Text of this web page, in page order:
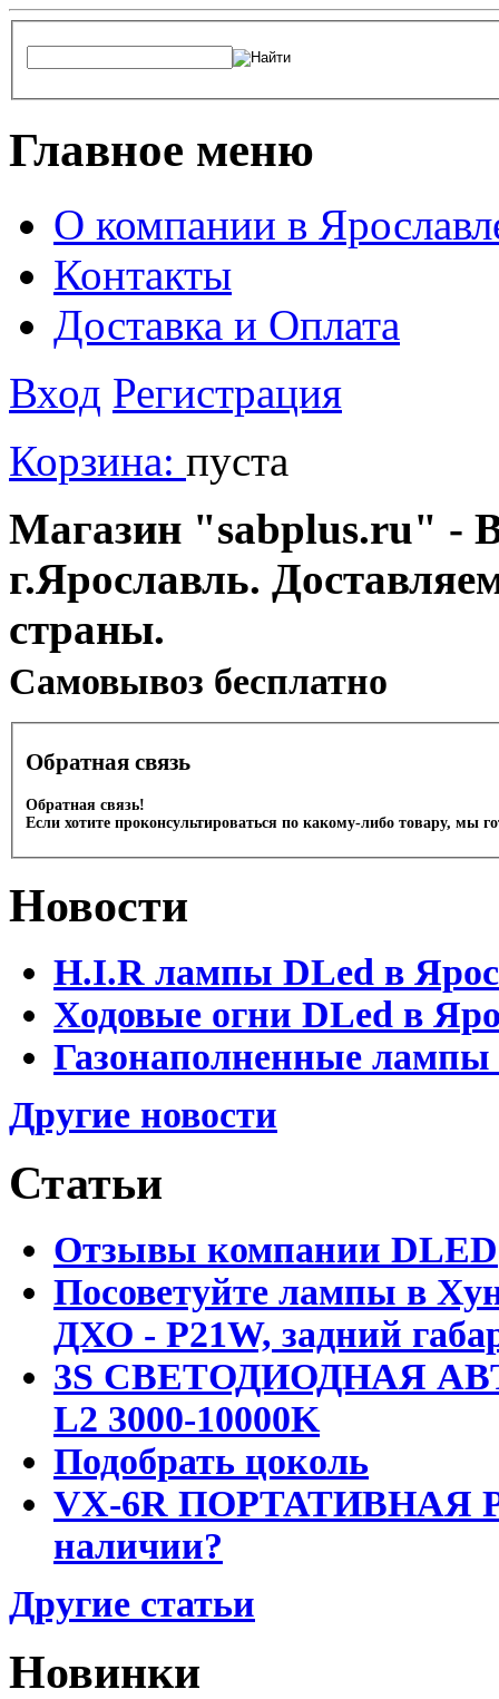
Главное меню
О компании в
Контакты
Доставка и Оплата
Вход Регистрация
Корзина: пуста
Магазин "sabplus.ru" -
г.Ярославль.
страны.
Cамовывоз бесплатно
Обратная связь
Обратная связь!
Если хотите проконсультироваться по какому-либо товару, мы
Новости
H.I.R лампы DLed в
Ходовые огни DLed в
Газонаполненные
Другие новости
Статьи
Отзывы компании DLED
Посоветуйте лампы в
ДХО - P21W, задний
3S СВЕТОДИОДНАЯ
L2 3000-10000K
Подобрать цоколь
VX-6R ПОРТАТИВНАЯ
наличии?
Другие статьи
Новинки